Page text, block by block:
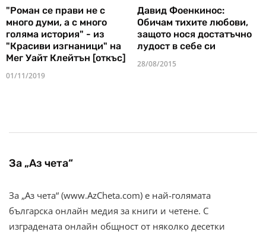
"Роман се прави не с
много думи, а с много
голяма история" - из
"Красиви изгнаници" на
Мег Уайт Клейтън [откъс]
01/11/2019
Давид Фоенкинос:
Обичам тихите любови,
защото нося достатъчно
лудост в себе си
28/08/2015
За „Аз чета“
За „Аз чета“ (www.AzCheta.com) е най-голямата
българска онлайн медия за книги и четене. С
изградената онлайн общност от няколко десетки